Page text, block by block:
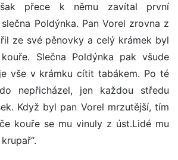
přece k němu zavítal první
Poldýnka. Pan Vorel zrovna z
ze své pěnovky a celý krámek byl
Slečna Poldýnka pak všude
vše v krámku cítit tabákem. Po té
nepřicházel, jen každou středu
Když byl pan Vorel mrzutější, tím
kouře se mu vinuly z úst.Lidé mu